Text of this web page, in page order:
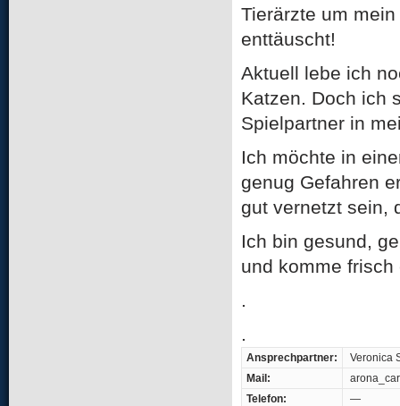
Tierärzte um
enttäuscht!
Aktuell lebe ich
Katzen. Doch ich
Spielpartner in
Ich möchte in
genug Gefahren
gut vernetzt sein,
Ich bin gesund,
und komme
.
.
Ansprechpartner:
Veronica
Mail:
Telefon:
—